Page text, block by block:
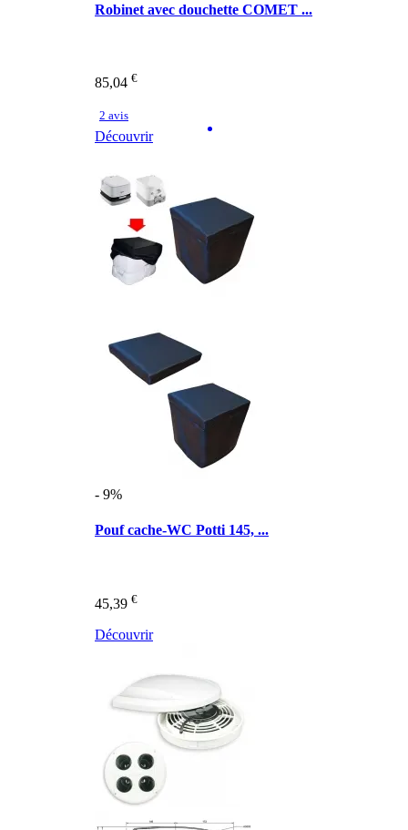
Robinet avec douchette COMET ...
85,04 €
2 avis
Découvrir
- 9%
Pouf cache-WC Potti 145, ...
45,39 €
Découvrir